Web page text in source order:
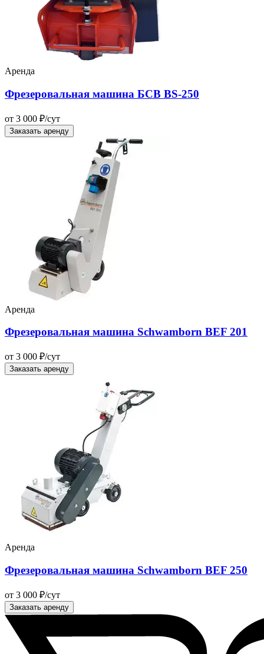
Аренда
Фрезеровальная машина БСВ BS-250
от 3 000 ₽/сут
Заказать аренду
Аренда
Фрезеровальная машина Schwamborn BEF 201
от 3 000 ₽/сут
Заказать аренду
Аренда
Фрезеровальная машина Schwamborn BEF 250
от 3 000 ₽/сут
Заказать аренду